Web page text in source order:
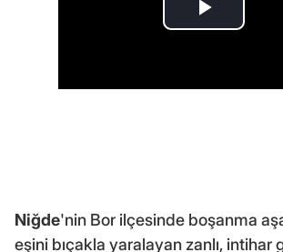
Niğde'nin Bor ilçesinde boşanma
eşini bıçakla yaralayan zanlı, intihar